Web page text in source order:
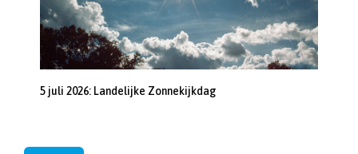
5 juli 2026: Landelijke Zonnekijkdag